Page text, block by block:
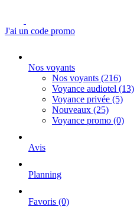
J'ai un code promo
Nos voyants
Nos voyants (216)
Voyance audiotel (13)
Voyance privée (5)
Nouveaux (25)
Voyance promo (0)
Avis
Planning
Favoris (0)